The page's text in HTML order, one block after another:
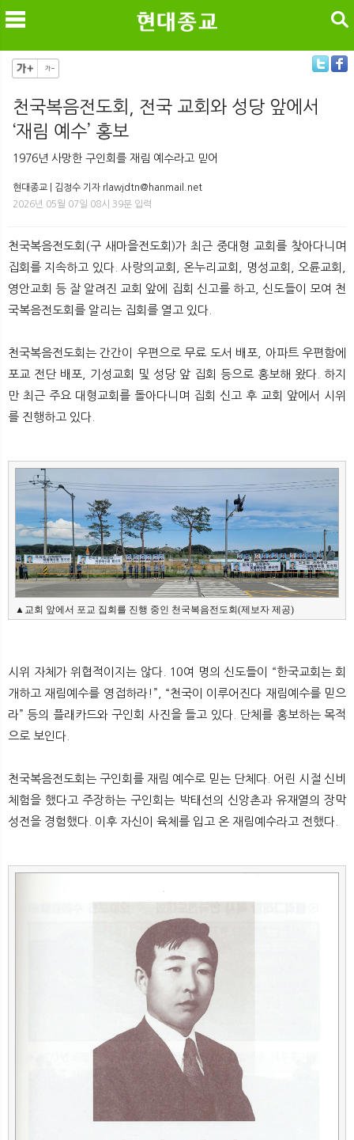
메
뉴 색
검색
천국복음전도회, 전국 교회와 성당 앞에서
‘재림 예수’ 홍보
1976년 사망한 구인회를 재림 예수라고 믿어
현대종교 | 김정수 기자 rlawjdtn@hanmail.net
2026년 05월 07일 08시 39분 입력
천국복음전도회(구 새마을전도회)가 최근 중대형 교회를 찾아다니며
집회를 지속하고 있다. 사랑의교회, 온누리교회, 명성교회, 오륜교회,
영안교회 등 잘 알려진 교회 앞에 집회 신고를 하고, 신도들이 모여 천
국복음전도회를 알리는 집회를 열고 있다.
천국복음전도회는 간간이 우편으로 무료 도서 배포, 아파트 우편함에
포교 전단 배포, 기성교회 및 성당 앞 집회 등으로 홍보해 왔다. 하지
만 최근 주요 대형교회를 돌아다니며 집회 신고 후 교회 앞에서 시위
를 진행하고 있다.
▲교회 앞에서 포교 집회를 진행 중인 천국복음전도회(제보자 제공)
시위 자체가 위협적이지는 않다. 10여 명의 신도들이 “한국교회는 회
개하고 재림예수를 영접하라!”, “천국이 이루어진다 재림예수를 믿으
라” 등의 플래카드와 구인회 사진을 들고 있다. 단체를 홍보하는 목적
으로 보인다.
천국복음전도회는 구인회를 재림 예수로 믿는 단체다. 어린 시절 신비
체험을 했다고 주장하는 구인회는 박태선의 신앙촌과 유재열의 장막
성전을 경험했다. 이후 자신이 육체를 입고 온 재림예수라고 전했다.